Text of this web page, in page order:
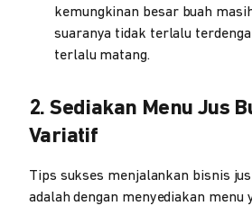
kemungkinan besar buah
suaranya tidak terlalu
terlalu matang.
2. Sediakan Menu Jus
Variatif
Tips sukses menjalankan bisnis
adalah dengan menyediakan menu